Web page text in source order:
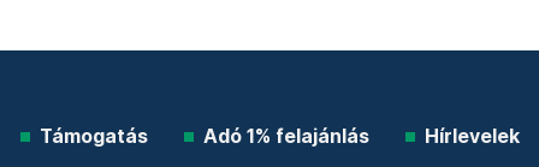
Támogatás Adó 1% felajánlás Hírlevelek